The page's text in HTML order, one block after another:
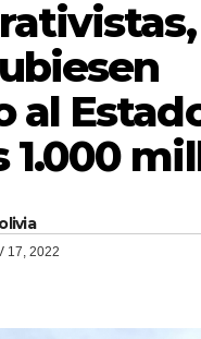
al
1.000
17, 2022